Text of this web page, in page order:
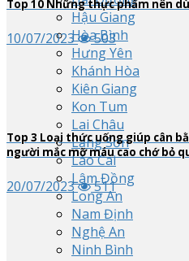
Hậu Giang
Hòa Bình
Hưng Yên
Khánh Hòa
Kiên Giang
Kon Tum
Lai Châu
Lạng Sơn
Lào Cai
Lâm Đồng
Long An
Nam Định
Nghệ An
Ninh Bình
Top 10 Những thực phẩm nên
10/07/2023 503
Top 3 Loại thức uống giúp cân
người mắc mỡ máu cao chớ bỏ
20/07/2023 511